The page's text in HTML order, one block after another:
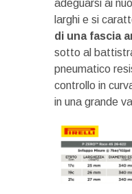
adeguarsi ai
larghi e si
di una fascia
sotto al
pneumatico
controllo in
in una grande